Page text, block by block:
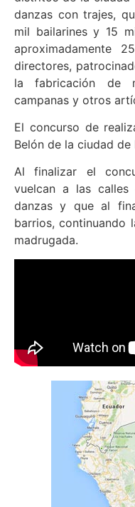
danzas con trajes,
mil bailarines y 15
aproximadamente
directores,
la fabricación de
campanas y otros
El concurso de
Belón de la ciudad de
Al finalizar el
vuelcan a las calles
danzas y que al
barrios, continuando
madrugada.